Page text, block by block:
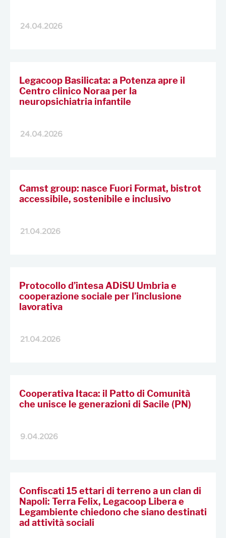
24.04.2026
Legacoop Basilicata: a Potenza apre il
Centro clinico Noraa per la
neuropsichiatria infantile
24.04.2026
Camst group: nasce Fuori Format, bistrot
accessibile, sostenibile e inclusivo
21.04.2026
Protocollo d’intesa ADiSU Umbria e
cooperazione sociale per l’inclusione
lavorativa
21.04.2026
Cooperativa Itaca: il Patto di Comunità
che unisce le generazioni di Sacile (PN)
9.04.2026
Confiscati 15 ettari di terreno a un clan di
Napoli: Terra Felix, Legacoop Libera e
Legambiente chiedono che siano destinati
ad attività sociali